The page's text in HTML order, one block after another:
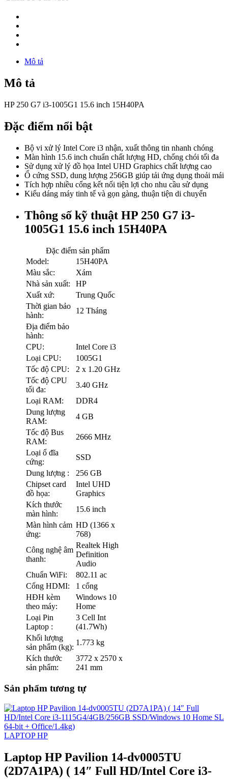
Mô tả
Mô tả
HP 250 G7 i3-1005G1 15.6 inch 15H40PA
Đặc điểm nổi bật
Bộ vi xử lý Intel Core i3 nhận, xuất thông tin nhanh chóng
Màn hình 15.6 inch chuẩn chất lượng HD, chống chói tối đa
Sử dụng xử lý đồ họa Intel UHD Graphics chất lượng cao
Ổ cứng SSD, dung lượng 256GB giúp tải ứng dụng thoải mái
Tích hợp nhiều cổng kết nối tiện lợi cho nhu cầu sử dụng
Kiểu dáng máy tinh tế và gọn gàng, thuận tiện di chuyển
Thông số kỹ thuật HP 250 G7 i3-
1005G1 15.6 inch 15H40PA
Đặc điểm sản phẩm
Model:
15H40PA
Màu sắc:
Xám
Nhà sản xuất:
HP
Xuất xứ:
Trung Quốc
Thời gian bảo
hành:
12 Tháng
Địa điểm bảo
hành:
CPU:
Intel Core i3
Loại CPU:
1005G1
Tốc độ CPU:
2 x 1.20 GHz
Tốc độ CPU
tối đa:
3.40 GHz
Loại RAM:
DDR4
Dung lượng
RAM:
4 GB
Tốc độ Bus
RAM:
2666 MHz
Loại ổ đĩa
cứng:
SSD
Dung lượng :
256 GB
Chipset card
đồ họa:
Intel UHD
Graphics
Kích thước
màn hình:
15.6 inch
Màn hình cảm
ứng:
HD (1366 x
768)
Công nghệ âm
thanh:
Realtek High
Definition
Audio
Chuẩn WiFi:
802.11 ac
Cổng HDMI:
1 cổng
HĐH kèm
theo máy:
Windows 10
Home
Loại Pin
Laptop :
3 Cell Int
(41.7Wh)
Khối lượng
sản phẩm (kg):
1.773 kg
Kích thước
sản phẩm:
3772 x 2570 x
241 mm
Sản phẩm tương tự
LAPTOP HP
Laptop HP Pavilion 14-dv0005TU
(2D7A1PA) ( 14″ Full HD/Intel Core i3-